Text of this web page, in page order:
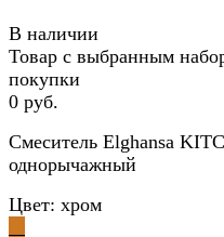
В наличии
Товар с выбранным
покупки
0 руб.
Смеситель Elghansa
однорычажный
Цвет: хром